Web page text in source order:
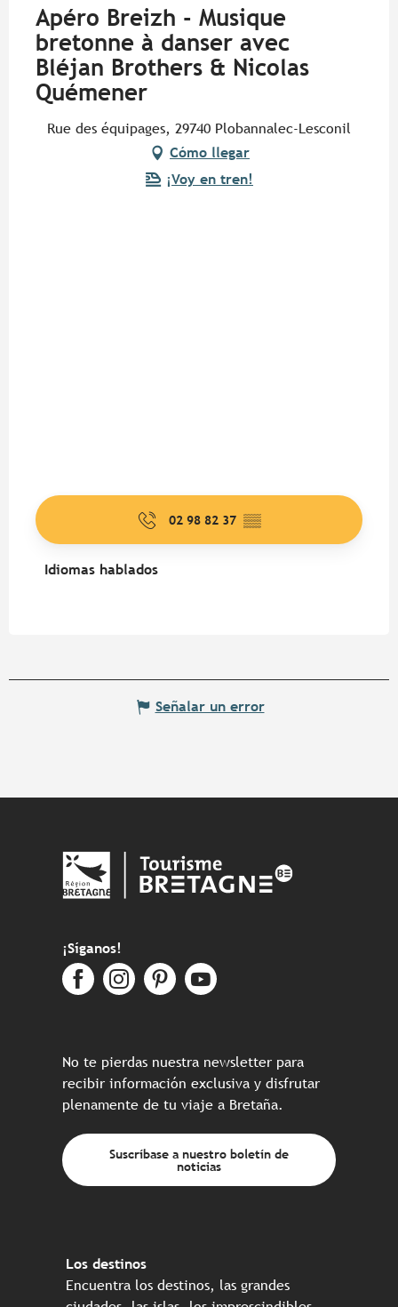
Apéro Breizh - Musique
bretonne à danser avec
Bléjan Brothers & Nicolas
Quémener
Rue des équipages, 29740 Plobannalec-Lesconil
Cómo llegar
¡Voy en tren!
02 98 82 37 ▒▒
Idiomas hablados
Idiomas hablados
Señalar un error
¡Síganos!
No te pierdas nuestra newsletter para
recibir información exclusiva y disfrutar
plenamente de tu viaje a Bretaña.
Suscríbase a nuestro boletín de
noticias
Los destinos
Encuentra los destinos, las grandes